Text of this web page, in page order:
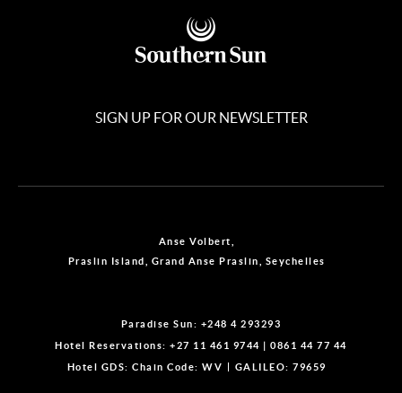
SIGN UP FOR OUR NEWSLETTER
Anse Volbert,
Praslin Island, Grand Anse Praslin, Seychelles
Paradise Sun: +248 4 293293
Hotel Reservations: +27 11 461 9744 |0861 44 77 44
Hotel GDS: Chain Code: WV GALILEO: 79659